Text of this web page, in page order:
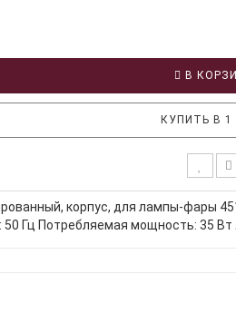
В
КУПИТЬ В 1
корпус, для лампы-фары
50 Гц Потребляемая мощность: 35